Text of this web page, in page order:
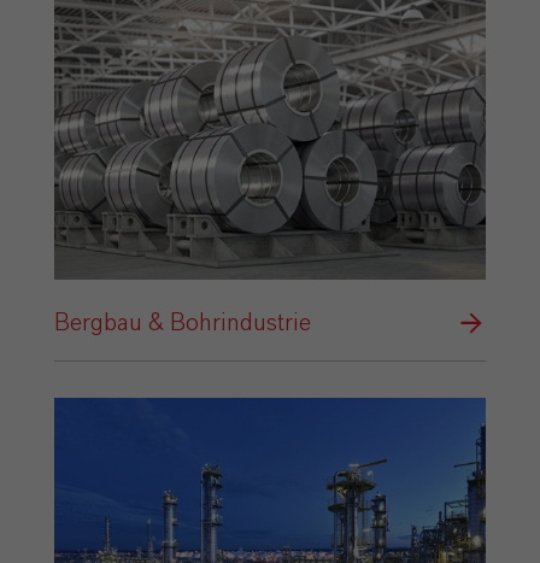
Bergbau & Bohrindustrie